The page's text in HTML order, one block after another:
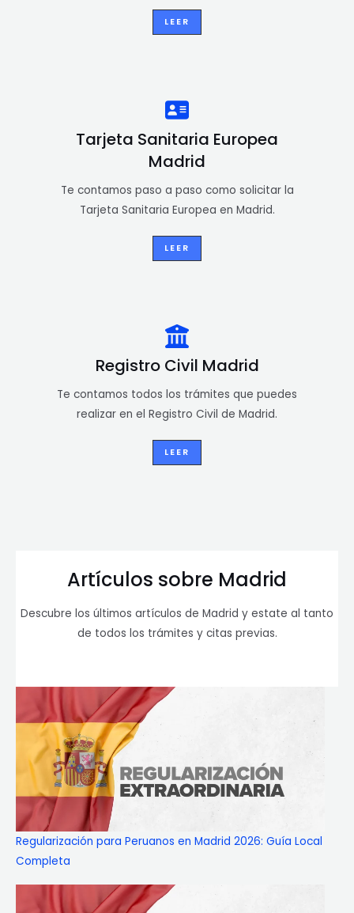
LEER
Tarjeta Sanitaria Europea
Madrid
Te contamos paso a paso como solicitar la
Tarjeta Sanitaria Europea en Madrid.
LEER
Registro Civil Madrid
Te contamos todos los trámites que puedes
realizar en el Registro Civil de Madrid.
LEER
Artículos sobre Madrid
Descubre los últimos artículos de Madrid y estate al tanto
de todos los trámites y citas previas.
Regularización para Peruanos en Madrid 2026: Guía Local
Completa